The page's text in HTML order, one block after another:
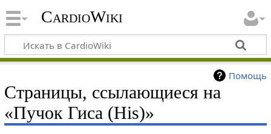
CardioWiki
Помощь
Страницы, ссылающиеся на
«Пучок Гиса (His)»